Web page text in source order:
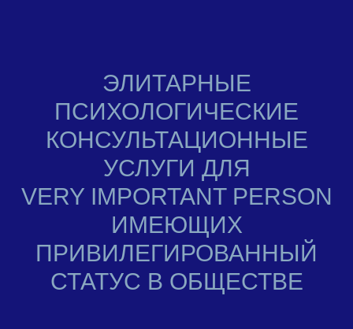
ЭЛИТАРНЫЕ
ПСИХОЛОГИЧЕСКИЕ
КОНСУЛЬТАЦИОННЫЕ
УСЛУГИ ДЛЯ
VERY IMPORTANT PERSON
ИМЕЮЩИХ
ПРИВИЛЕГИРОВАННЫЙ
СТАТУС В ОБЩЕСТВЕ